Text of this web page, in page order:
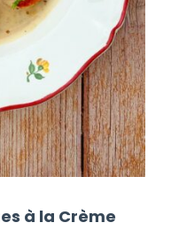
à la Crème